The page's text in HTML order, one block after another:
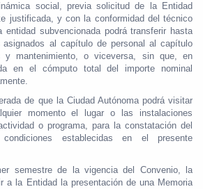
social, previa solicitud de la Entidad
justificada, y con la conformidad del técnico
entidad subvencionada podrá transferir hasta
al capítulo de personal al capítulo
y mantenimiento, o viceversa, sin que, en
en el cómputo total del importe nominal
de que la Ciudad Autónoma podrá visitar
momento el lugar o las instalaciones
o programa, para la constatación del
establecidas en el presente
semestre de la vigencia del Convenio, la
a la Entidad la presentación de una Memoria